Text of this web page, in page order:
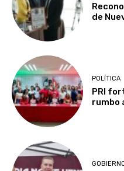
de
POLÍTICA
PRI
rumbo